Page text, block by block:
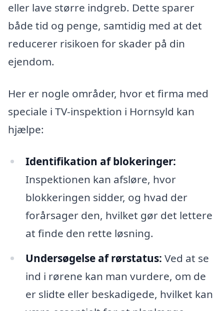
eller lave større indgreb. Dette sparer
både tid og penge, samtidig med at det
reducerer risikoen for skader på din
ejendom.
Her er nogle områder, hvor et firma med
speciale i TV-inspektion i Hornsyld kan
hjælpe:
Identifikation af blokeringer:
Inspektionen kan afsløre, hvor
blokkeringen sidder, og hvad der
forårsager den, hvilket gør det lettere
at finde den rette løsning.
Undersøgelse af rørstatus: Ved at se
ind i rørene kan man vurdere, om de
er slidte eller beskadigede, hvilket kan